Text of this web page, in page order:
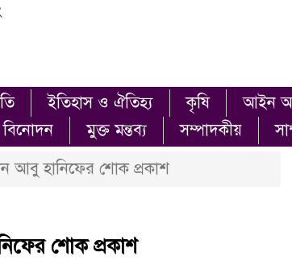
ইতিহাস ও ঐতিহ্য কৃষি আইন
বিনোদন মুক্ত মন্তব্য সম্পাদকীয়
আবু হানিফের শোক প্রকাশ
শোক প্রকাশ